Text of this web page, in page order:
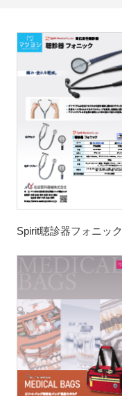
Spirit聴診器フォニック